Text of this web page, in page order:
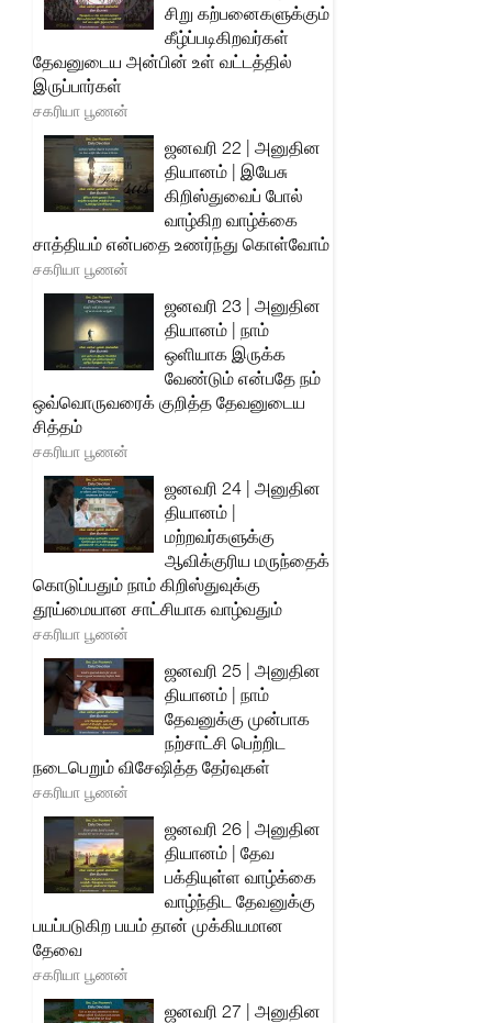
சிறு கற்பனைகளுக்கும்
கீழ்ப்படிகிறவர்கள்
தேவனுடைய அன்பின் உள் வட்டத்தில்
இருப்பார்கள்
சகரியா பூணன்
ஜனவரி 22 | அனுதின
தியானம் | இயேசு
கிறிஸ்துவைப் போல்
வாழ்கிற வாழ்க்கை
சாத்தியம் என்பதை உணர்ந்து கொள்வோம்
சகரியா பூணன்
ஜனவரி 23 | அனுதின
தியானம் | நாம்
ஒளியாக இருக்க
வேண்டும் என்பதே நம்
ஒவ்வொருவரைக் குறித்த தேவனுடைய
சித்தம்
சகரியா பூணன்
ஜனவரி 24 | அனுதின
தியானம் |
மற்றவர்களுக்கு
ஆவிக்குரிய மருந்தைக்
கொடுப்பதும் நாம் கிறிஸ்துவுக்கு
தூய்மையான சாட்சியாக வாழ்வதும்
சகரியா பூணன்
ஜனவரி 25 | அனுதின
தியானம் | நாம்
தேவனுக்கு முன்பாக
நற்சாட்சி பெற்றிட
நடைபெறும் விசேஷித்த தேர்வுகள்
சகரியா பூணன்
ஜனவரி 26 | அனுதின
தியானம் | தேவ
பக்தியுள்ள வாழ்க்கை
வாழ்ந்திட தேவனுக்கு
பயப்படுகிற பயம் தான் முக்கியமான
தேவை
சகரியா பூணன்
ஜனவரி 27 | அனுதின